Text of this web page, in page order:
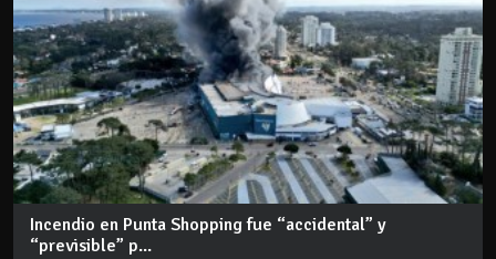
Incendio en Punta Shopping fue “accidental” y
“previsible” p...